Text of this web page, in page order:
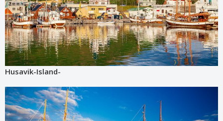
Husavik-Island-